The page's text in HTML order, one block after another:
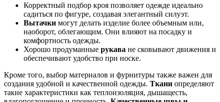
Корректный подбор кроя позволяет одежде идеально
садиться по фигуре, создавая элегантный силуэт.
Вытачки могут делать изделие более объемным или,
наоборот, облегающим. Они влияют на посадку и
комфортность одежды.
Хорошо продуманные рукава не сковывают движения и
обеспечивают удобство при носке.
Кроме того, выбор материалов и фурнитуры также важен для
создания удобной и качественной одежды. Ткани определяют
такие характеристики как теплоизоляция, дышащесть,